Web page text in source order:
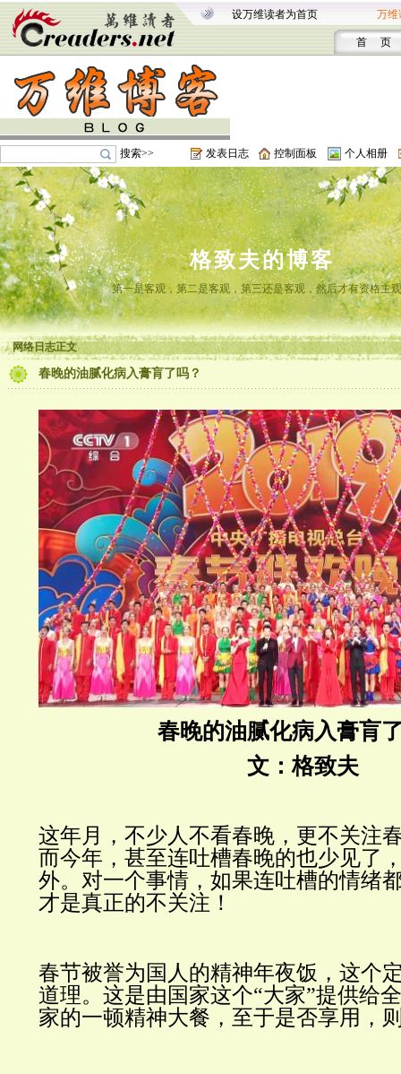
设万维读者为首页 万维
首 页
搜索>> 发表日志 控制面板 个人相册
格致夫的博客
第一是客观，第二是客观，第三还是客观，然后才有资格主
网络日志正文
春晚的油腻化病入膏肓了吗？
春晚的油腻化病入膏肓
文：格致夫
这年月，不少人不看春晚，更不关注
而今年，甚至连吐槽春晚的也少见了
外。对一个事情，如果连吐槽的情绪
才是真正的不关注！
春节被誉为国人的精神年夜饭，这个
道理。这是由国家这个“大家”提供给
家的一顿精神大餐，至于是否享用，